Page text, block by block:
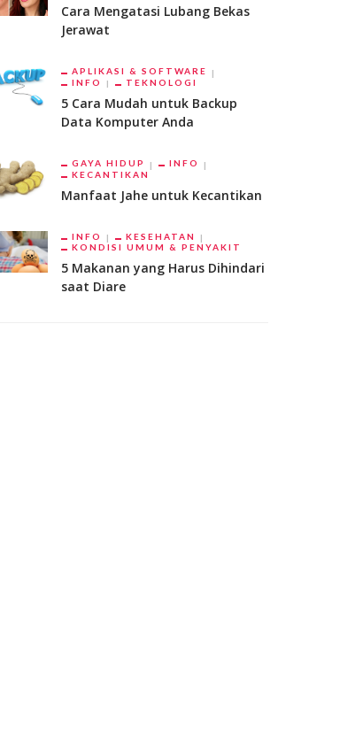
Cara Mengatasi Lubang Bekas
Jerawat
APLIKASI & SOFTWARE
INFO
TEKNOLOGI
5 Cara Mudah untuk Backup
Data Komputer Anda
GAYA HIDUP
INFO
KECANTIKAN
Manfaat Jahe untuk Kecantikan
INFO
KESEHATAN
KONDISI UMUM & PENYAKIT
5 Makanan yang Harus Dihindari
saat Diare